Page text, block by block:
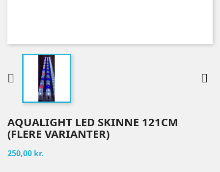
 
AQUALIGHT LED SKINNE 121CM
(FLERE VARIANTER)
250,00 kr.